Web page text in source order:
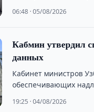
06:48 · 05/08/2026
Кабмин утвердил
данных
Кабинет министров
обеспечивающих
19:25 · 04/08/2026